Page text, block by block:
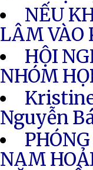
NẾU
LÂM VÀO
HỘI
NHÓM
Nguyễn
NAM